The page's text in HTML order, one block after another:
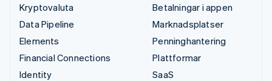
Kryptovaluta
Data Pipeline
Elements
Financial Connections
Identity
Betalningar i appen
Marknadsplatser
Penninghantering
Plattformar
SaaS